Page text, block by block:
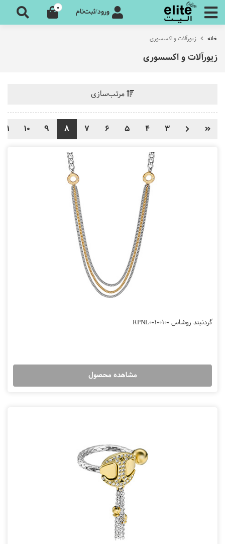
ورود/ثبت‌نام 0
خانه زیورآلات و اکسسوری
زیورآلات و اکسسوری
مرتب‌سازی
3
4
5
6
7
8
9
10
11
گردنبند روشاس RPNL00100100
مشاهده محصول